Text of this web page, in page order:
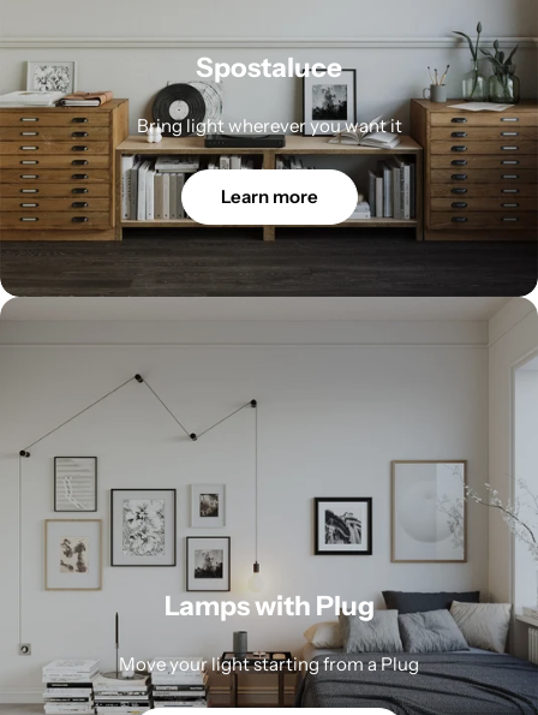
Spostaluce
Bring light wherever you want it
Learn more
Lamps with Plug
Move your light starting from a Plug